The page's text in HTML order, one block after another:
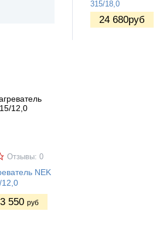
Отзывы: 0
NEK
12,0
550 руб
315/18,0
24 680руб